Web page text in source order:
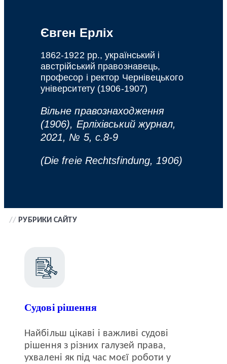
Євген Ерліх
1862-1922 рр., український і
австрійський правознавець,
професор і ректор Чернівецького
університету (1906-1907)
Вільне правознаходження
(1906), Ерліхівський журнал,
2021, № 5, с.8-9
(Die freie Rechtsfindung, 1906)
// РУБРИКИ САЙТУ
Судові рішення
Найбільш цікаві і важливі судові
рішення з різних галузей права,
ухвалені як під час моєї роботи у